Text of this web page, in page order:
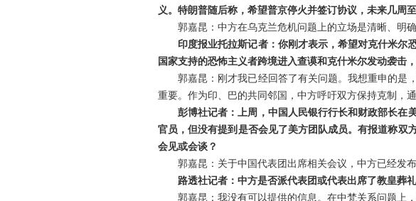
义。特朗普随后称，希望普京停火并签订协议，未来几周
郭嘉昆：中方在乌克兰危机问题上的立场是清晰、明
印度报业托拉斯记者：你刚才表示，希望对克什米尔
国家支持的恐怖主义者跨境进入查谟和克什米尔发动袭击
郭嘉昆：刚才我已经回答了有关问题。我想重申的是
重要。作为印、巴的共同邻国，中方呼吁双方保持克制，
彭博社记者：上周，中国人民银行行长和财政部长在
官员，但没有提到是否会见了美方团队成员。有报道称双
会见或会谈？
郭嘉昆：关于中国代表团出席相关会议，中方已经发
路透社记者：中方是否派代表团或代表出席了教皇葬
郭嘉昆：我没有可以提供的信息。在中梵关系问题上